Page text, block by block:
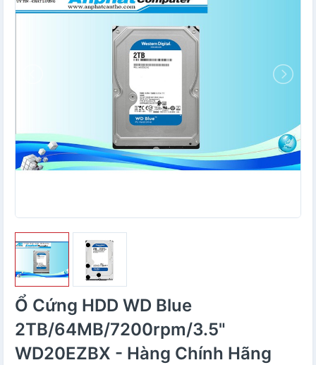
Ổ Cứng HDD WD Blue
2TB/64MB/7200rpm/3.5"
WD20EZBX - Hàng Chính Hãng